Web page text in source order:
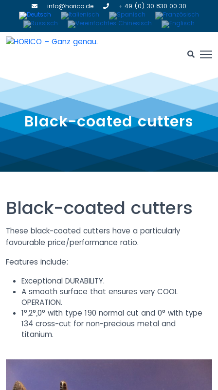
info@horico.de + 49 (0) 30 830 00 30
Black-coated cutters
Black-coated cutters
These black-coated cutters have a particularly
favourable price/performance ratio.
Features include:
Exceptional DURABILITY.
A smooth surface that ensures very COOL
OPERATION.
1°,2°,0° with type 190 normal cut and 0° with type
134 cross-cut for non-precious metal and
titanium.